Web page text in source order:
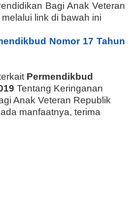
Bagi Anak Veteran
link di bawah ini
Nomor 17 Tahun
Permendikbud
Tentang Keringanan
Anak Veteran Republik
manfaatnya, terima